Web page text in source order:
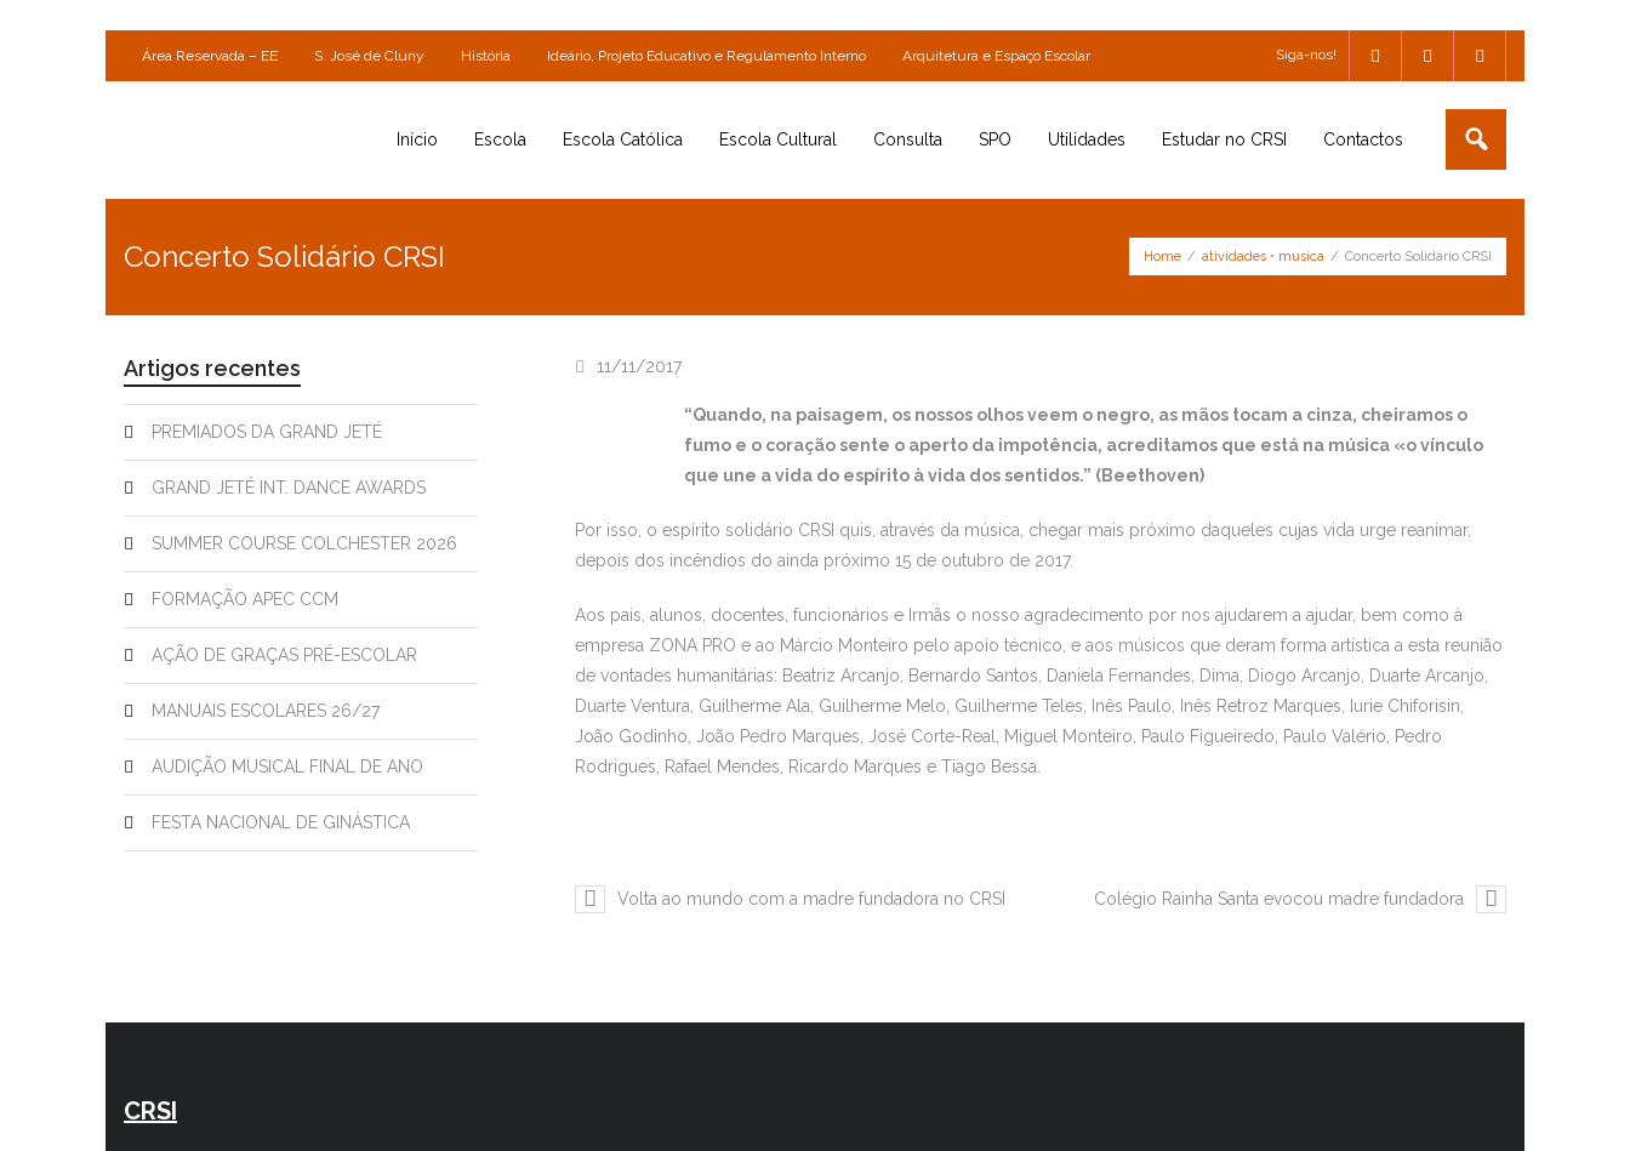
Área Reservada – EE S. José de Cluny História Ideário, Projeto Educativo e Regulamento Interno Arquitetura e Espaço Escolar Siga-nos!
Início Escola Escola Católica Escola Cultural Consulta SPO Utilidades Estudar no CRSI Contactos
Concerto Solidário CRSI Home / atividades • musica / Concerto Solidário CRSI
11/11/2017
“Quando, na paisagem, os nossos olhos veem o negro, as mãos tocam a cinza, cheiramos o
fumo e o coração sente o aperto da impotência, acreditamos que está na música «o vínculo
que une a vida do espírito à vida dos sentidos.” (Beethoven)
Por isso, o espírito solidário CRSI quis, através da música, chegar mais próximo daqueles cujas vida urge reanimar,
depois dos incêndios do ainda próximo 15 de outubro de 2017.
Aos pais, alunos, docentes, funcionários e Irmãs o nosso agradecimento por nos ajudarem a ajudar, bem como à
empresa ZONA PRO e ao Márcio Monteiro pelo apoio técnico, e aos músicos que deram forma artística a esta reunião
de vontades humanitárias: Beatriz Arcanjo, Bernardo Santos, Daniela Fernandes, Dima, Diogo Arcanjo, Duarte Arcanjo,
Duarte Ventura, Guilherme Ala, Guilherme Melo, Guilherme Teles, Inês Paulo, Inês Retroz Marques, Iurie Chiforisin,
João Godinho, João Pedro Marques, José Corte-Real, Miguel Monteiro, Paulo Figueiredo, Paulo Valério, Pedro
Rodrigues, Rafael Mendes, Ricardo Marques e Tiago Bessa.
Volta ao mundo com a madre fundadora no CRSI Colégio Rainha Santa evocou madre fundadora
Artigos recentes
PREMIADOS DA GRAND JETÉ
GRAND JETÉ INT. DANCE AWARDS
SUMMER COURSE COLCHESTER 2026
FORMAÇÃO APEC CCM
AÇÃO DE GRAÇAS PRÉ-ESCOLAR
MANUAIS ESCOLARES 26/27
AUDIÇÃO MUSICAL FINAL DE ANO
FESTA NACIONAL DE GINÁSTICA
CRSI